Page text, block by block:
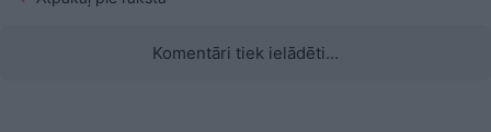
Komentāri tiek ielādēti...